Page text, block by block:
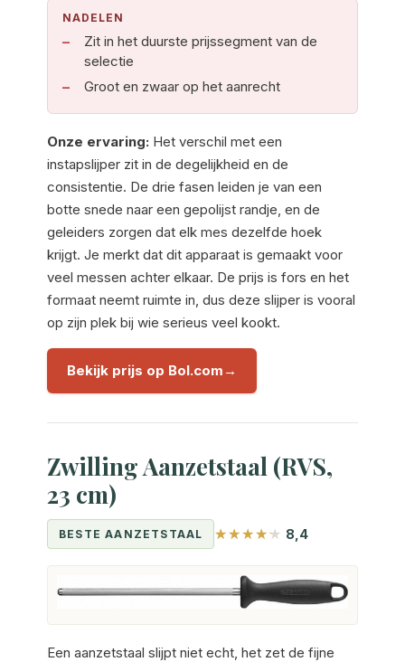
NADELEN
Zit in het duurste prijssegment van de
selectie
Groot en zwaar op het aanrecht
Onze ervaring: Het verschil met een
instapslijper zit in de degelijkheid en de
consistentie. De drie fasen leiden je van een
botte snede naar een gepolijst randje, en de
geleiders zorgen dat elk mes dezelfde hoek
krijgt. Je merkt dat dit apparaat is gemaakt voor
veel messen achter elkaar. De prijs is fors en het
formaat neemt ruimte in, dus deze slijper is vooral
op zijn plek bij wie serieus veel kookt.
Bekijk prijs op Bol.com
Zwilling Aanzetstaal (RVS,
23 cm)
BESTE AANZETSTAAL 8,4
Een aanzetstaal slijpt niet echt, het zet de fijne